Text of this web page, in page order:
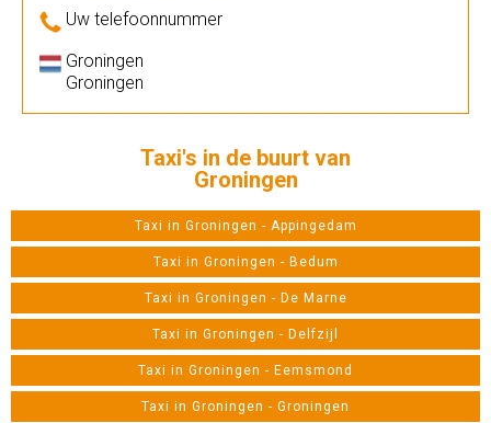
Uw telefoonnummer
Groningen
Groningen
Taxi's in de buurt van
Groningen
Taxi in Groningen - Appingedam
Taxi in Groningen - Bedum
Taxi in Groningen - De Marne
Taxi in Groningen - Delfzijl
Taxi in Groningen - Eemsmond
Taxi in Groningen - Groningen